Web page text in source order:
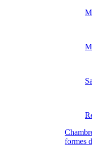
formes